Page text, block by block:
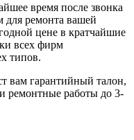
время после звонка
для ремонта вашей
цене в кратчайшие
всех фирм
типов.
вам гарантийный талон,
ремонтные работы до 3-